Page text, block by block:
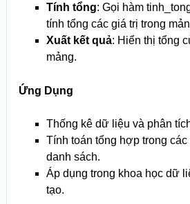
Tính tổng: Gọi hàm
tính tổng các giá trị trong
Xuất kết quả: Hiển thị tổng
mảng.
Ứng Dụng
Thống kê dữ liệu và phân
Tính toán tổng hợp trong
danh sách.
Áp dụng trong khoa học dữ
tạo.